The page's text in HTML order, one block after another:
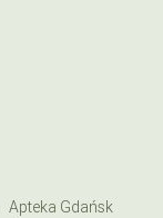
Apteka Gdańsk